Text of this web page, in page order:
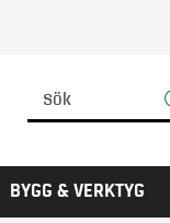
BYGG & VERKTYG